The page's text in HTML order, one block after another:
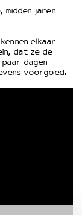
midden jaren
elkaar
dat ze de
dagen
voorgoed.